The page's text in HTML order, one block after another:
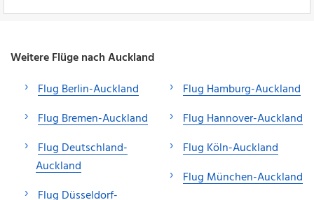
Weitere Flüge nach Auckland
Flug Berlin-Auckland
Flug Bremen-Auckland
Flug Deutschland-
Auckland
Flug Düsseldorf-
Flug Hamburg-Auckland
Flug Hannover-Auckland
Flug Köln-Auckland
Flug München-Auckland